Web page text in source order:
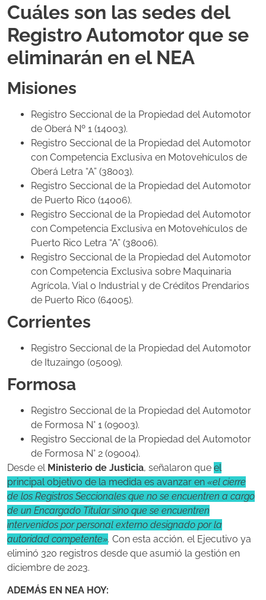
Cuáles son las sedes del
Registro Automotor que se
eliminarán en el NEA
Misiones
Registro Seccional de la Propiedad del Automotor
de Oberá Nº 1 (14003).
Registro Seccional de la Propiedad del Automotor
con Competencia Exclusiva en Motovehículos de
Oberá Letra “A” (38003).
Registro Seccional de la Propiedad del Automotor
de Puerto Rico (14006).
Registro Seccional de la Propiedad del Automotor
con Competencia Exclusiva en Motovehículos de
Puerto Rico Letra “A” (38006).
Registro Seccional de la Propiedad del Automotor
con Competencia Exclusiva sobre Maquinaria
Agrícola, Vial o Industrial y de Créditos Prendarios
de Puerto Rico (64005).
Corrientes
Registro Seccional de la Propiedad del Automotor
de Ituzaingo (05009).
Formosa
Registro Seccional de la Propiedad del Automotor
de Formosa N° 1 (09003).
Registro Seccional de la Propiedad del Automotor
de Formosa N° 2 (09004).
Desde el Ministerio de Justicia, señalaron que el
principal objetivo de la medida es avanzar en «el cierre
de los Registros Seccionales que no se encuentren a cargo
de un Encargado Titular sino que se encuentren
intervenidos por personal externo designado por la
autoridad competente». Con esta acción, el Ejecutivo ya
eliminó 320 registros desde que asumió la gestión en
diciembre de 2023.
ADEMÁS EN NEA HOY: